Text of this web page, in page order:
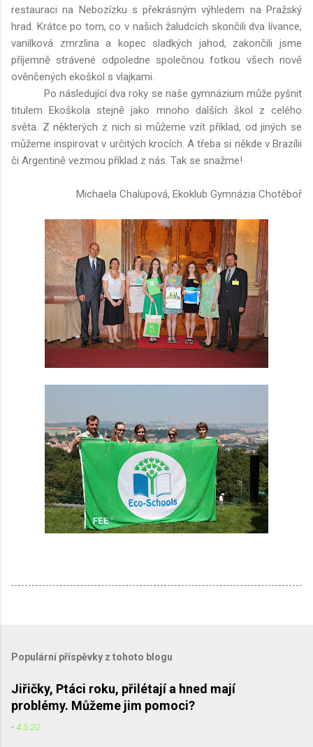
restauraci na Nebozízku s překrásným výhledem na Pražský
hrad. Krátce po tom, co v našich žaludcích skončili dva lívance,
vanilková zmrzlina a kopec sladkých jahod, zakončili jsme
příjemně strávené odpoledne společnou fotkou všech nově
ověnčených ekoškol s vlajkami.
Po následující dva roky se naše gymnázium může pyšnit
titulem Ekoškola stejně jako mnoho dalších škol z celého
světa. Z některých z nich si můžeme vzít příklad, od jiných se
můžeme inspirovat v určitých krocích. A třeba si někde v Brazílii
či Argentině vezmou příklad z nás. Tak se snažme!
Michaela Chalupová, Ekoklub Gymnázia Chotěboř
Populární příspěvky z tohoto blogu
Jiřičky, Ptáci roku, přilétají a hned mají
problémy. Můžeme jim pomoci?
-4.5.20